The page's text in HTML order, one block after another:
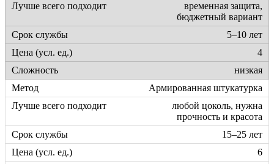
временная защита,
бюджетный вариант
5–10 лет
4
низкая
Армированная штукатурка
любой цоколь, нужна
прочность и красота
15–25 лет
6